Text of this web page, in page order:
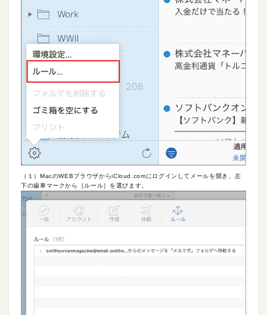
（１）MacのWEBブラウザからiCloud.comにログインしてメールを開き、左
下の歯車マークから［ルール］を選びます。